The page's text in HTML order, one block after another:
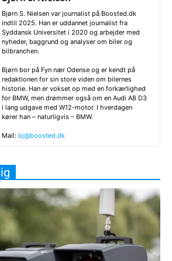
Bjørn S. Nielsen var journalist på Boosted.dk
indtil 2025. Han er uddannet journalist fra
Syddansk Universitet i 2020 og arbejder med
nyheder, baggrund og analyser om biler og
bilbranchen.
Bjørn bor på Fyn nær Odense og er kendt på
redaktionen for sin store viden om bilernes
historie. Han er vokset op med en forkærlighed
for BMW, men drømmer også om en Audi A8 D3
i lang udgave med W12-motor. I hverdagen
kører han – naturligvis – BMW.
Mail: bj@boosted.dk